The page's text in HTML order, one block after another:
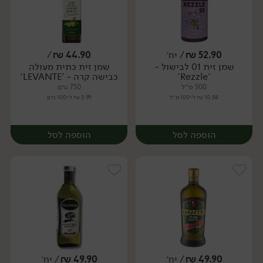
יח׳ יח׳
52.90
₪/ יח׳
שמן זית 01 לבישול -
'Rezzle'
500 מ״ל
10.58 ₪ ל-100 מ״ל
הוספה לסל
44.90
₪
/
שמן זית כתית מעולה
כבישה קרה - 'LEVANTE'
750 גרם
5.99 ₪ ל-100 גרם
הוספה לסל
49.90
₪/ יח׳ 49.90
₪/ יח׳